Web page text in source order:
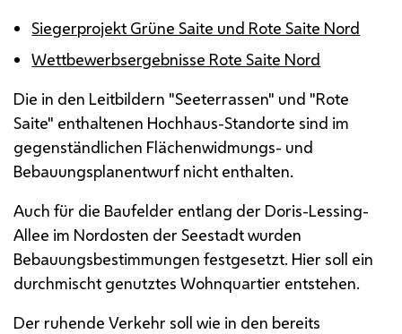
Siegerprojekt Grüne Saite und Rote Saite Nord
Wettbewerbsergebnisse Rote Saite Nord
Die in den Leitbildern "Seeterrassen" und "Rote
Saite" enthaltenen Hochhaus-Standorte sind im
gegenständlichen Flächenwidmungs- und
Bebauungsplanentwurf nicht enthalten.
Auch für die Baufelder entlang der Doris-Lessing-
Allee im Nordosten der Seestadt wurden
Bebauungsbestimmungen festgesetzt. Hier soll ein
durchmischt genutztes Wohnquartier entstehen.
Der ruhende Verkehr soll wie in den bereits